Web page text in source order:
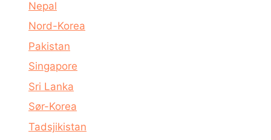
Nepal
Nord-Korea
Pakistan
Singapore
Sri Lanka
Sør-Korea
Tadsjikistan